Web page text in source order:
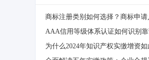
商标注册类别如何选择？商标申请
AAA信用等级体系认证如何识别
为什么2024年知识产权实缴增资如